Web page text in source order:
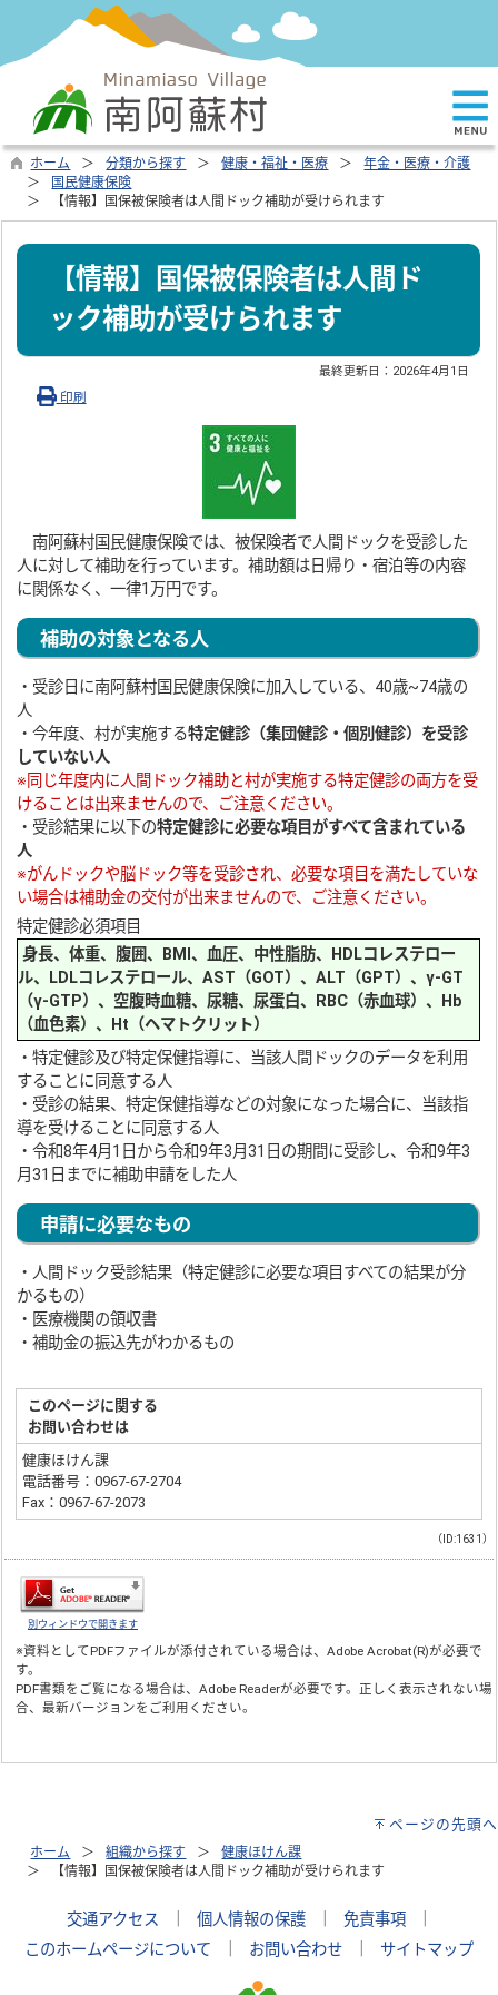
ホーム 分類から探す 健康・福祉・医療
年金・医療・介護
国民健康保険
【情報】国保被保険者は人間ドック補助が受けられます
【情報】国保被保険者は人間ド
ック補助が受けられます
最終更新日： 2026年4月1日
印刷
南阿蘇村国民健康保険では、被保険者で人間ドックを受診した
人に対して補助を行っています。補助額は日帰り・宿泊等の内容
に関係なく、一律1万円です。
補助の対象となる人
・受診日に南阿蘇村国民健康保険に加入している、40歳~74歳の
人
・今年度、村が実施する特定健診（集団健診・個別健診）を受診
していない人
※同じ年度内に人間ドック補助と村が実施する特定健診の両方を受
けることは出来ませんので、ご注意ください。
・受診結果に以下の特定健診に必要な項目がすべて含まれている
人
※がんドックや脳ドック等を受診され、必要な項目を満たしていな
い場合は補助金の交付が出来ませんので、ご注意ください。
特定健診必須項目
身長、体重、腹囲、BMI、血圧、中性脂肪、HDLコレステロー
ル、LDLコレステロール、AST（GOT）、ALT（GPT）、γ-GT
（γ-GTP）、空腹時血糖、尿糖、尿蛋白、RBC（赤血球）、Hb
（血色素）、Ht（ヘマトクリット）
・特定健診及び特定保健指導に、当該人間ドックのデータを利用
することに同意する人
・受診の結果、特定保健指導などの対象になった場合に、当該指
導を受けることに同意する人
・令和8年4月1日から令和9年3月31日の期間に受診し、令和9年3
月31日までに補助申請をした人
申請に必要なもの
・人間ドック受診結果（特定健診に必要な項目すべての結果が分
かるもの）
・医療機関の領収書
・補助金の振込先がわかるもの
このページに関する
お問い合わせは
健康ほけん課
電話番号：0967-67-2704
Fax：0967-67-2073
（ID:1631）
別ウィンドウで開きます
※資料としてPDFファイルが添付されている場合は、Adobe Acrobat(R)が必要で
す。
PDF書類をご覧になる場合は、Adobe Readerが必要です。正しく表示されない場
合、最新バージョンをご利用ください。
ページの先頭へ
ホーム 組織から探す
健康ほけん課
【情報】国保被保険者は人間ドック補助が受けられます
交通アクセス 個人情報の保護 免責事項
このホームページについて
お問い合わせ サイトマップ